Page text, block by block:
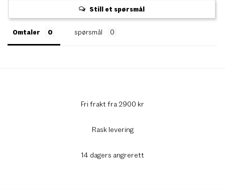
Still et spørsmål
Omtaler spørsmål
Fri frakt fra 2900 kr
Rask levering
14 dagers angrerett